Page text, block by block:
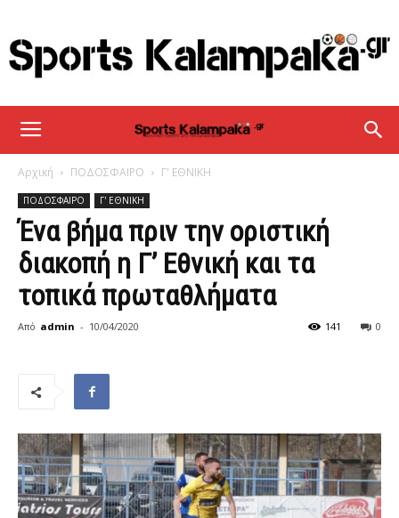
sportskalampaka
Αρχική ΠΟΔΟΣΦΑΙΡΟ Γ' ΕΘΝΙΚΗ
ΠΟΔΟΣΦΑΙΡΟ Γ' ΕΘΝΙΚΗ
Ένα βήμα πριν την οριστική
διακοπή η Γ’ Εθνική και τα
τοπικά πρωταθλήματα
Από admin - 10/04/2020 0
141